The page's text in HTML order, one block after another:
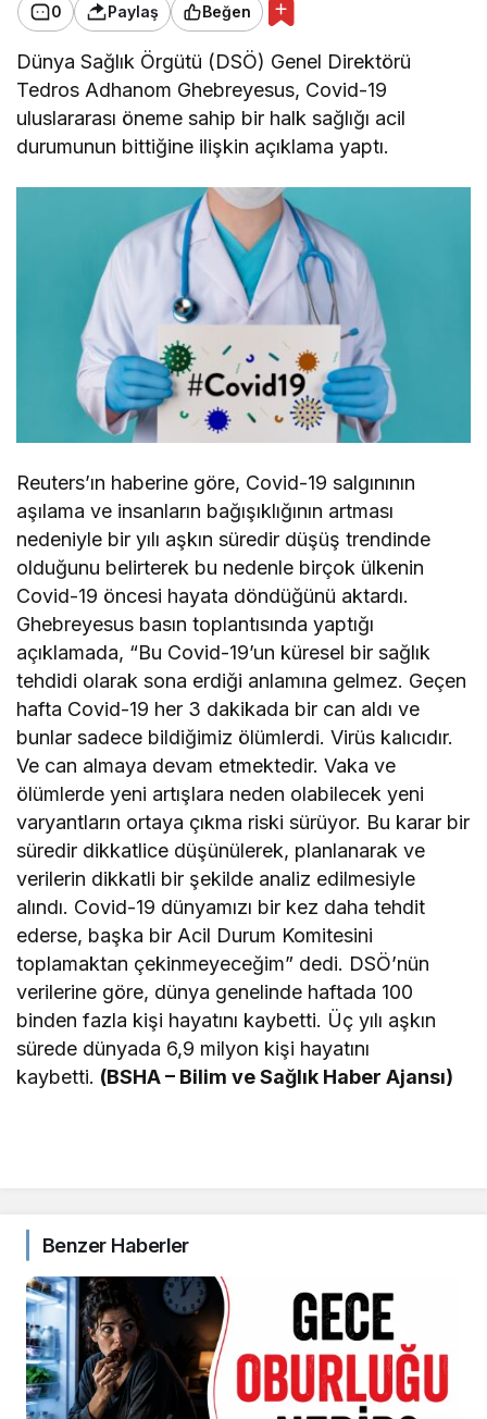
0 Paylaş Beğen
Dünya Sağlık Örgütü (DSÖ) Genel Direktörü
Tedros Adhanom Ghebreyesus, Covid-19
uluslararası öneme sahip bir halk sağlığı acil
durumunun bittiğine ilişkin açıklama yaptı.
Reuters’ın haberine göre, Covid-19 salgınının
aşılama ve insanların bağışıklığının artması
nedeniyle bir yılı aşkın süredir düşüş trendinde
olduğunu belirterek bu nedenle birçok ülkenin
Covid-19 öncesi hayata döndüğünü aktardı.
Ghebreyesus basın toplantısında yaptığı
açıklamada, “Bu Covid-19’un küresel bir sağlık
tehdidi olarak sona erdiği anlamına gelmez. Geçen
hafta Covid-19 her 3 dakikada bir can aldı ve
bunlar sadece bildiğimiz ölümlerdi. Virüs kalıcıdır.
Ve can almaya devam etmektedir. Vaka ve
ölümlerde yeni artışlara neden olabilecek yeni
varyantların ortaya çıkma riski sürüyor. Bu karar bir
süredir dikkatlice düşünülerek, planlanarak ve
verilerin dikkatli bir şekilde analiz edilmesiyle
alındı. Covid-19 dünyamızı bir kez daha tehdit
ederse, başka bir Acil Durum Komitesini
toplamaktan çekinmeyeceğim” dedi. DSÖ’nün
verilerine göre, dünya genelinde haftada 100
binden fazla kişi hayatını kaybetti. Üç yılı aşkın
sürede dünyada 6,9 milyon kişi hayatını
kaybetti. (BSHA – Bilim ve Sağlık Haber Ajansı)
Benzer Haberler